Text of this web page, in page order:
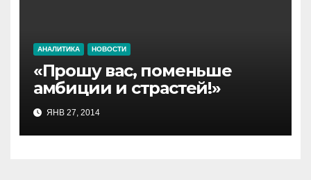
АНАЛИТИКА НОВОСТИ
«Прошу вас, поменьше
амбиции и страстей!»
ЯНВ 27, 2014